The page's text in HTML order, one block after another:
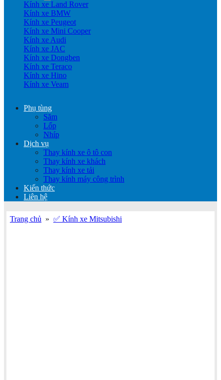
Kính xe Land Rover
Kính xe BMW
Kính xe Peugeot
Kính xe Mini Cooper
Kính xe Audi
Kính xe JAC
Kính xe Dongben
Kính xe Teraco
Kính xe Hino
Kính xe Veam
Phụ tùng
Săm
Lốp
Nhíp
Dịch vụ
Thay kính xe ô tô con
Thay kính xe khách
Thay kính xe tải
Thay kính máy công trình
Kiến thức
Liên hệ
Trang chủ » ✅ Kính xe Mitsubishi